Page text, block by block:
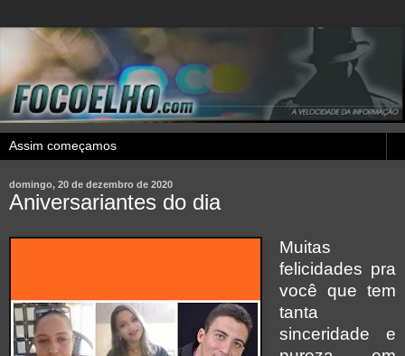
domingo, 20 de dezembro de 2020
Aniversariantes do dia
Muitas
felicidades pra
você que tem
tanta
sinceridade e